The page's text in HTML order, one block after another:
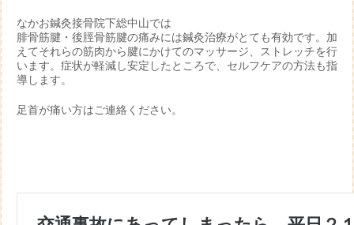
なかお鍼灸接骨院下総中山では
腓骨筋腱・後脛骨筋腱の痛みには鍼灸治療がとても有効です。加
えてそれらの筋肉から腱にかけてのマッサージ、ストレッチを行
います。症状が軽減し安定したところで、セルフケアの方法も指
導します。
足首が痛い方はご連絡ください。